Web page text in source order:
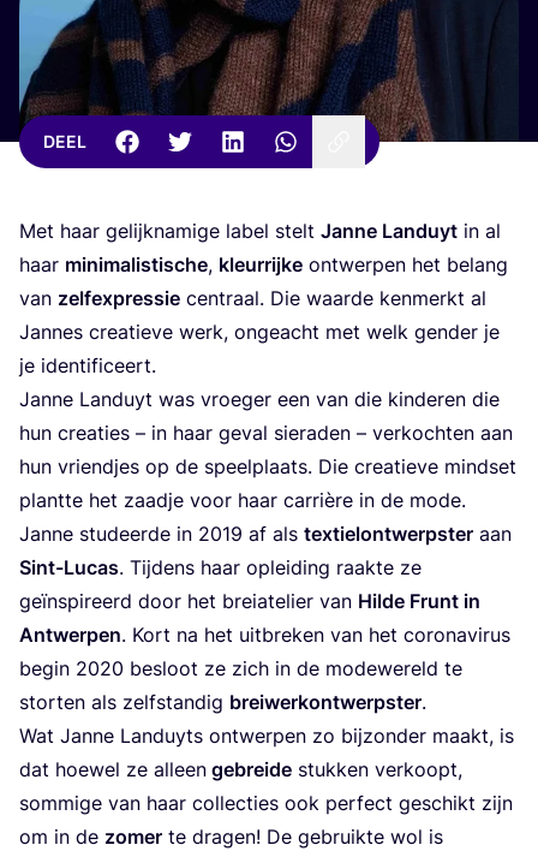
DEEL
Met haar gelijk­na­mi­ge label stelt Jan­ne Lan­duyt in al
haar mini­ma­lis­ti­sche, kleur­rij­ke ont­wer­pen het belang
van zelf­ex­pres­sie cen­traal. Die waar­de ken­merkt al
Jan­nes cre­a­tie­ve werk, onge­acht met welk gen­der je
je identificeert.
Jan­ne Lan­duyt was vroe­ger een van die kin­de­ren die
hun cre­a­ties – in haar geval sie­ra­den – ver­koch­ten aan
hun vriend­jes op de speel­plaats. Die cre­a­tie­ve mind­set
plant­te het zaad­je voor haar car­ri­è­re in de mode.
Jan­ne stu­deer­de in 2019 af als tex­tiel­ont­werp­ster aan
Sint-Lucas. Tij­dens haar oplei­ding raak­te ze
geïn­spi­reerd door het brei­a­te­lier van Hil­de Frunt in
Ant­wer­pen. Kort na het uit­bre­ken van het coro­na­vi­rus
begin 2020 besloot ze zich in de mode­we­reld te
stor­ten als zelf­stan­dig brei­werk­ont­werp­ster.
Wat Jan­ne Lan­duyts ont­wer­pen zo bij­zon­der maakt, is
dat hoe­wel ze alleen gebrei­de stuk­ken ver­koopt,
som­mi­ge van haar col­lec­ties ook per­fect geschikt zijn
om in de zomer te dra­gen! De gebruik­te wol is